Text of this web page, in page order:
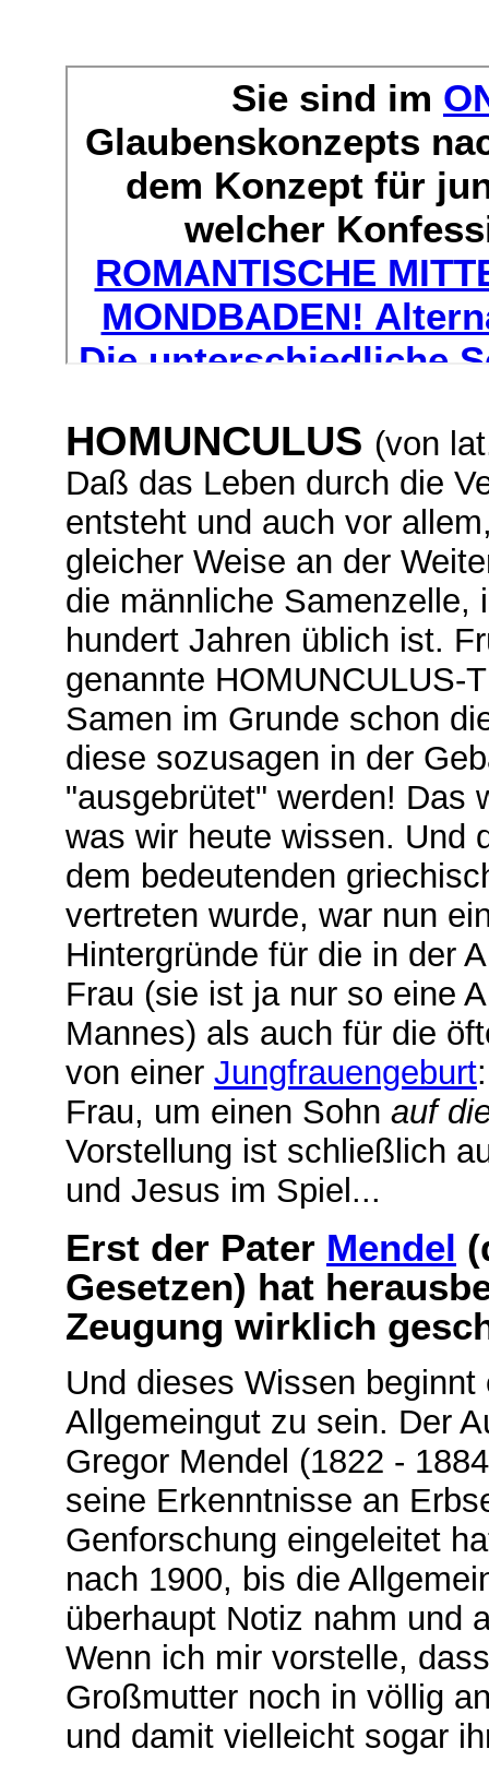
HOMUNCULUS (von
Daß das Leben durch die
entsteht und auch vor
gleicher Weise an der
die männliche
hundert Jahren üblich ist.
genannte HOMUNCULUS-
Samen im Grunde schon
diese sozusagen in der
"ausgebrütet" werden! Das
was wir heute wissen. Und
dem bedeutenden
vertreten wurde, war nun
Hintergründe für die in der
Frau (sie ist ja nur so eine
Mannes) als auch für die
von einer Jungfrauengeburt
Frau, um einen Sohn auf
Vorstellung ist schließlich
und Jesus im Spiel...
Erst der Pater Mendel
Gesetzen) hat
Zeugung wirklich
Und dieses Wissen
Allgemeingut zu sein. Der
Gregor Mendel (1822 -
seine Erkenntnisse an
Genforschung eingeleitet
nach 1900, bis die
überhaupt Notiz nahm und
Wenn ich mir vorstelle,
Großmutter noch in völlig
und damit vielleicht sogar